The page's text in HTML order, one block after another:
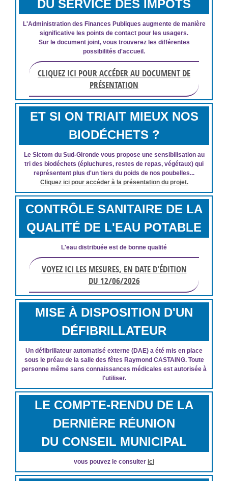
DU SERVICE DES IMPÔTS
L'Administration des Finances Publiques augmente de manière
significative les points de contact pour les usagers.
Sur le document joint, vous trouverez les différentes
possibilités d'accueil.
CLIQUEZ ICI POUR ACCÉDER AU DOCUMENT DE
PRÉSENTATION
ET SI ON TRIAIT MIEUX NOS
BIODÉCHETS ?
Le Sictom du Sud-Gironde vous propose une sensibilisation au
tri des biodéchets (épluchures, restes de repas, végétaux) qui
représentent plus d'un tiers du poids de nos poubelles...
Cliquez ici pour accéder à la présentation du projet.
CONTRÔLE SANITAIRE DE LA
QUALITÉ DE L'EAU POTABLE
L'eau distribuée est de bonne qualité
VOYEZ ICI LES MESURES, EN DATE D'ÉDITION
DU 12/06/2026
MISE À DISPOSITION D'UN
DÉFIBRILLATEUR
Un défibrillateur automatisé externe (DAE) a été mis en place
sous le préau de la salle des fêtes Raymond CASTAING. Toute
personne même sans connaissances médicales est autorisée à
l'utiliser.
LE COMPTE-RENDU DE LA
DERNIÈRE RÉUNION
DU CONSEIL MUNICIPAL
vous pouvez le consulter ici